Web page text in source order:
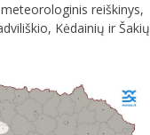
reiškinys,
Kėdainių ir Šakių